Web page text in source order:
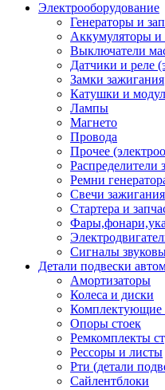
Электрооборудование
Генераторы и
Аккумуляторы
Выключатели
Датчики и реле
Замки зажигания
Катушки и
Лампы
Магнето
Провода
Прочее
Распределители
Ремни
Свечи зажигания
Стартера и
Сигналы
Детали подвески
Амортизаторы
Колеса и диски
Комплектующие
Опоры стоек
Ремкомплекты
Рессоры и листы
Рти (детали
Сайлентблоки